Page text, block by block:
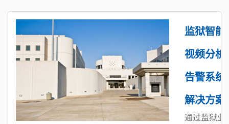
监狱智能
视频分析
告警系统
解决方案
通过监狱业